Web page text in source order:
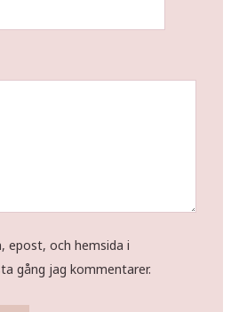
epost, och hemsida i
gång jag kommentarer.